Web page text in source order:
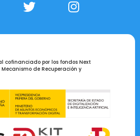
cofinanciado por los fondos Next
de Recuperación y